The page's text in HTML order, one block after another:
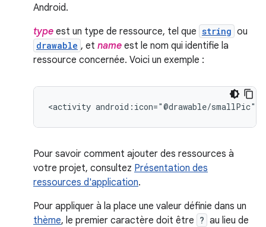
Android.
type est un type de ressource, tel que string ou
drawable , et name est le nom qui identifie la
ressource concernée. Voici un exemple :
<activity android:icon="@drawable/smallPic"
Pour savoir comment ajouter des ressources à
votre projet, consultez Présentation des
ressources d'application.
Pour appliquer à la place une valeur définie dans un
thème, le premier caractère doit être ? au lieu de